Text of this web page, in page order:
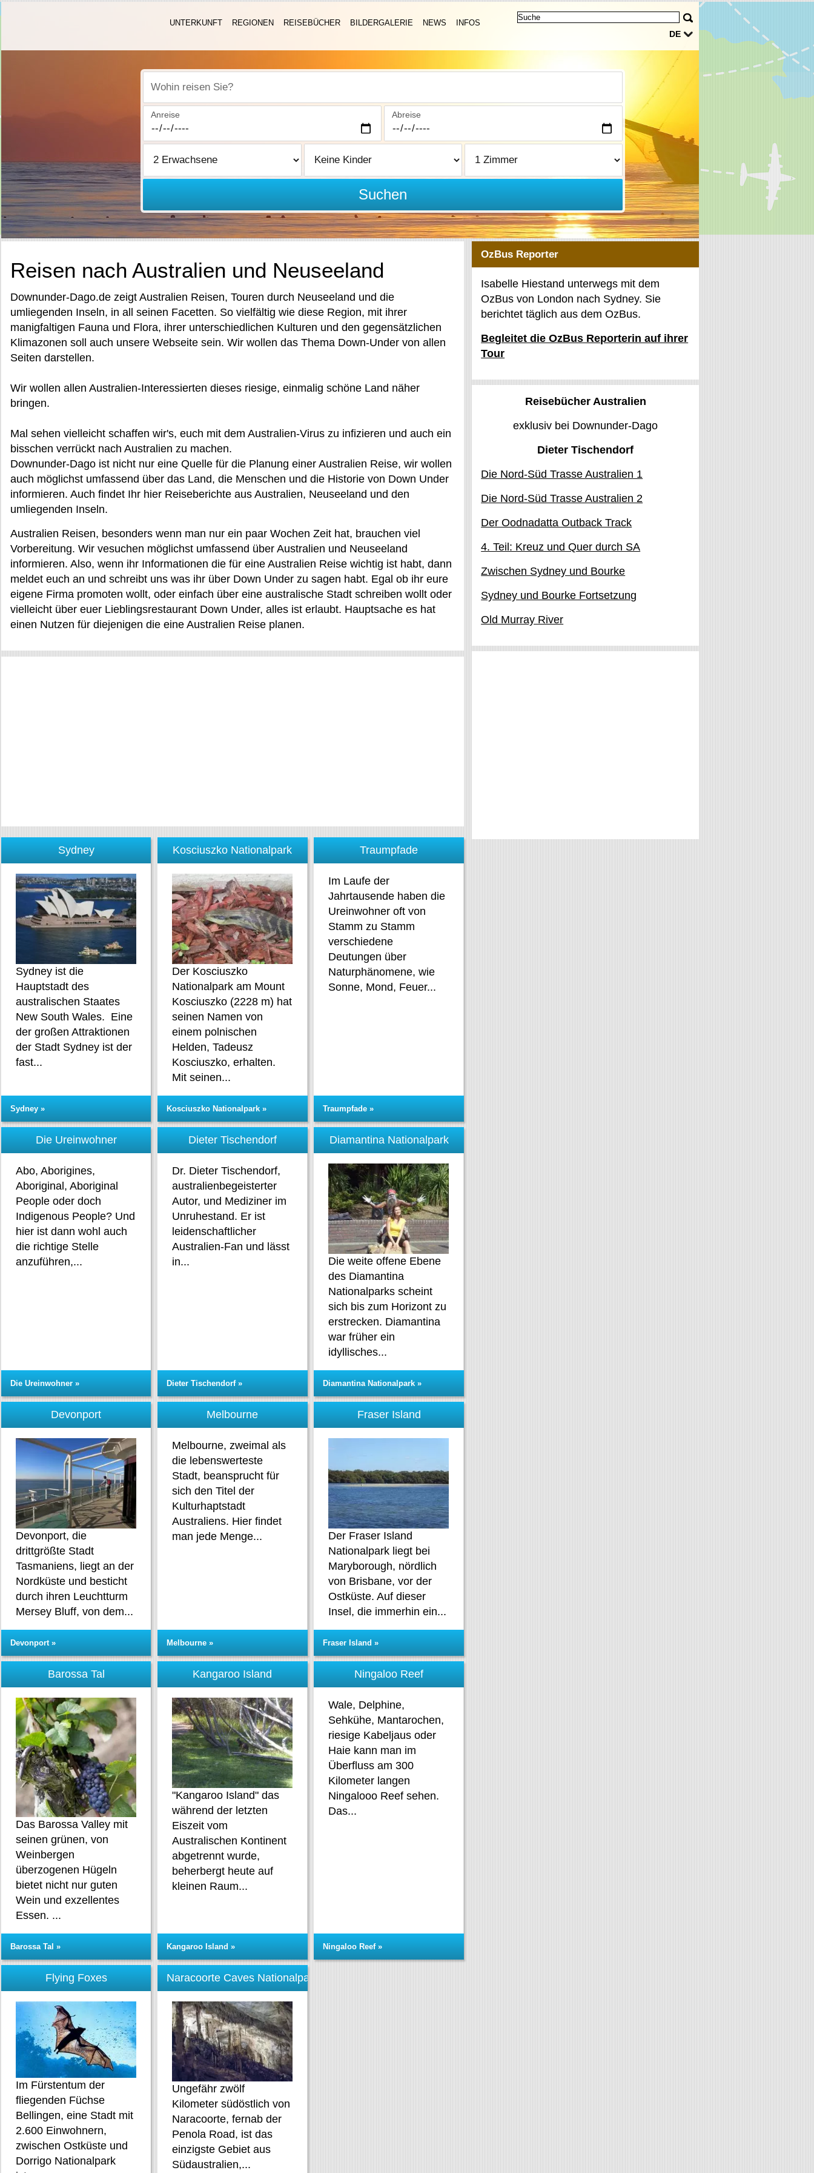
DE
UNTERKUNFT REGIONEN REISEBÜCHER BILDERGALERIE NEWS INFOS
Wohin reisen Sie?
Anreise Abreise
Suchen
Reisen nach Australien und Neuseeland
Downunder-Dago.de zeigt Australien Reisen, Touren durch Neuseeland und die
umliegenden Inseln, in all seinen Facetten. So vielfältig wie diese Region, mit ihrer
manigfaltigen Fauna und Flora, ihrer unterschiedlichen Kulturen und den gegensätzlichen
Klimazonen soll auch unsere Webseite sein. Wir wollen das Thema Down-Under von allen
Seiten darstellen.
Wir wollen allen Australien-Interessierten dieses riesige, einmalig schöne Land näher
bringen.
Mal sehen vielleicht schaffen wir's, euch mit dem Australien-Virus zu infizieren und auch ein
bisschen verrückt nach Australien zu machen.
Downunder-Dago ist nicht nur eine Quelle für die Planung einer Australien Reise, wir wollen
auch möglichst umfassend über das Land, die Menschen und die Historie von Down Under
informieren. Auch findet Ihr hier Reiseberichte aus Australien, Neuseeland und den
umliegenden Inseln.
Australien Reisen, besonders wenn man nur ein paar Wochen Zeit hat, brauchen viel
Vorbereitung. Wir vesuchen möglichst umfassend über Australien und Neuseeland
informieren. Also, wenn ihr Informationen die für eine Australien Reise wichtig ist habt, dann
meldet euch an und schreibt uns was ihr über Down Under zu sagen habt. Egal ob ihr eure
eigene Firma promoten wollt, oder einfach über eine australische Stadt schreiben wollt oder
vielleicht über euer Lieblingsrestaurant Down Under, alles ist erlaubt. Hauptsache es hat
einen Nutzen für diejenigen die eine Australien Reise planen.
Sydney
Sydney ist die
Hauptstadt des
australischen Staates
New South Wales. Eine
der großen Attraktionen
der Stadt Sydney ist der
fast...
Sydney »
Kosciuszko Nationalpark
Der Kosciuszko
Nationalpark am Mount
Kosciuszko (2228 m) hat
seinen Namen von
einem polnischen
Helden, Tadeusz
Kosciuszko, erhalten.
Mit seinen...
Kosciuszko Nationalpark »
Traumpfade
Im Laufe der
Jahrtausende haben die
Ureinwohner oft von
Stamm zu Stamm
verschiedene
Deutungen über
Naturphänomene, wie
Sonne, Mond, Feuer...
Traumpfade »
Die Ureinwohner
Abo, Aborigines,
Aboriginal, Aboriginal
People oder doch
Indigenous People? Und
hier ist dann wohl auch
die richtige Stelle
anzuführen,...
Die Ureinwohner »
Dieter Tischendorf
Dr. Dieter Tischendorf,
australienbegeisterter
Autor, und Mediziner im
Unruhestand. Er ist
leidenschaftlicher
Australien-Fan und lässt
in...
Dieter Tischendorf »
Diamantina Nationalpark
Die weite offene Ebene
des Diamantina
Nationalparks scheint
sich bis zum Horizont zu
erstrecken. Diamantina
war früher ein
idyllisches...
Diamantina Nationalpark »
Devonport
Devonport, die
drittgrößte Stadt
Tasmaniens, liegt an der
Nordküste und besticht
durch ihren Leuchtturm
Mersey Bluff, von dem...
Devonport »
Melbourne
Melbourne, zweimal als
die lebenswerteste
Stadt, beansprucht für
sich den Titel der
Kulturhaptstadt
Australiens. Hier findet
man jede Menge...
Melbourne »
Fraser Island
Der Fraser Island
Nationalpark liegt bei
Maryborough, nördlich
von Brisbane, vor der
Ostküste. Auf dieser
Insel, die immerhin ein...
Fraser Island »
Barossa Tal
Das Barossa Valley mit
seinen grünen, von
Weinbergen
überzogenen Hügeln
bietet nicht nur guten
Wein und exzellentes
Essen. ...
Barossa Tal »
Kangaroo Island
"Kangaroo Island" das
während der letzten
Eiszeit vom
Australischen Kontinent
abgetrennt wurde,
beherbergt heute auf
kleinen Raum...
Kangaroo Island »
Ningaloo Reef
Wale, Delphine,
Sehkühe, Mantarochen,
riesige Kabeljaus oder
Haie kann man im
Überfluss am 300
Kilometer langen
Ningalooo Reef sehen.
Das...
Ningaloo Reef »
Flying Foxes
Im Fürstentum der
fliegenden Füchse
Bellingen, eine Stadt mit
2.600 Einwohnern,
zwischen Ostküste und
Dorrigo Nationalpark
Naracoorte Caves Nationalpark
Ungefähr zwölf
Kilometer südöstlich von
Naracoorte, fernab der
Penola Road, ist das
einzigste Gebiet aus
Südaustralien,...
OzBus Reporter
Isabelle Hiestand unterwegs mit dem
OzBus von London nach Sydney. Sie
berichtet täglich aus dem OzBus.
Begleitet die OzBus Reporterin auf ihrer
Tour
Reisebücher Australien
exklusiv bei Downunder-Dago
Dieter Tischendorf
Die Nord-Süd Trasse Australien 1
Die Nord-Süd Trasse Australien 2
Der Oodnadatta Outback Track
4. Teil: Kreuz und Quer durch SA
Zwischen Sydney und Bourke
Sydney und Bourke Fortsetzung
Old Murray River